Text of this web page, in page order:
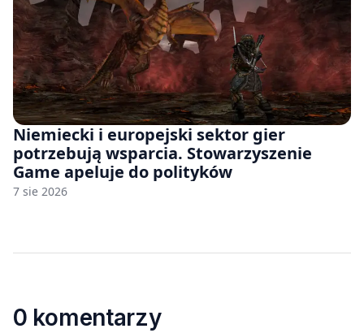
Niemiecki i europejski sektor gier
potrzebują wsparcia. Stowarzyszenie
Game apeluje do polityków
7 sie 2026
0 komentarzy